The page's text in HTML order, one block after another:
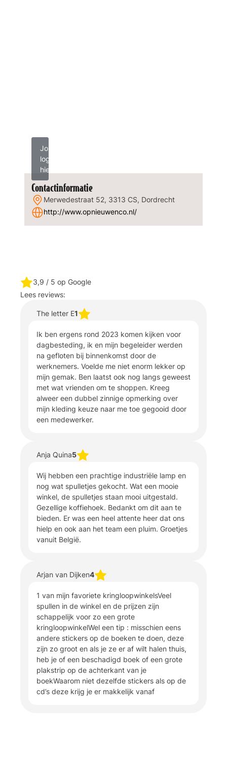
Jouw
logo
hier?
Contactinformatie
Merwedestraat 52, 3313 CS, Dordrecht
http://www.opnieuwenco.nl/
3,9 / 5 op Google
Lees reviews:
The letter E1
Ik ben ergens rond 2023 komen kijken voor
dagbesteding, ik en mijn begeleider werden
na gefloten bij binnenkomst door de
werknemers. Voelde me niet enorm lekker op
mijn gemak. Ben laatst ook nog langs geweest
met wat vrienden om te shoppen. Kreeg
alweer een dubbel zinnige opmerking over
mijn kleding keuze naar me toe gegooid door
een medewerker.
Anja Quina5
Wij hebben een prachtige industriële lamp en
nog wat spulletjes gekocht. Wat een mooie
winkel, de spulletjes staan mooi uitgestald.
Gezellige koffiehoek. Bedankt om dit aan te
bieden. Er was een heel attente heer dat ons
hielp en ook aan het team een pluim. Groetjes
vanuit België.
Arjan van Dijken4
1 van mijn favoriete kringloopwinkelsVeel
spullen in de winkel en de prijzen zijn
schappelijk voor zo een grote
kringloopwinkelWel een tip : misschien eens
andere stickers op de boeken te doen, deze
zijn zo groot en als je ze er af wilt halen thuis,
heb je of een beschadigd boek of een grote
plakstrip op de achterkant van je
boekWaarom niet dezelfde stickers als op de
cd’s deze krijg je er makkelijk vanaf